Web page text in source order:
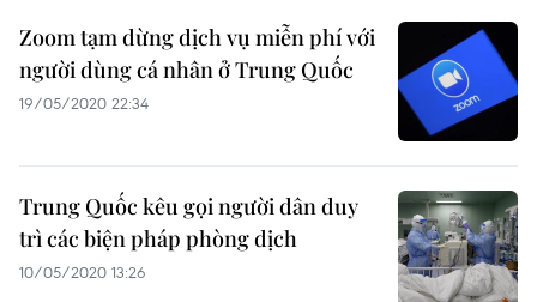
Zoom tạm dừng dịch vụ miễn phí với
người dùng cá nhân ở Trung Quốc
19/05/2020 22:34
Trung Quốc kêu gọi người dân duy
trì các biện pháp phòng dịch
10/05/2020 13:26